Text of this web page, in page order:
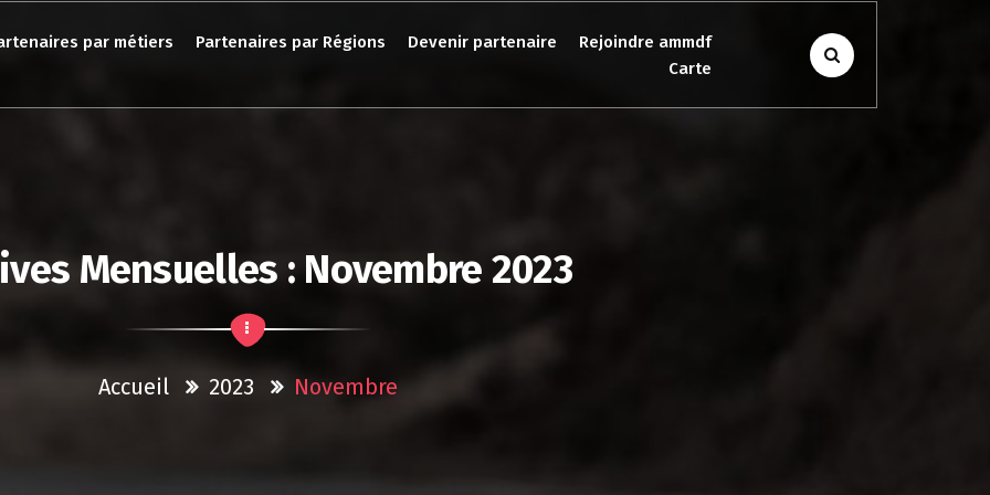
par métiers Partenaires par Régions Devenir partenaire
Rejoindre ammdf
Carte
Mensuelles : Novembre 2023
Accueil 2023 Novembre